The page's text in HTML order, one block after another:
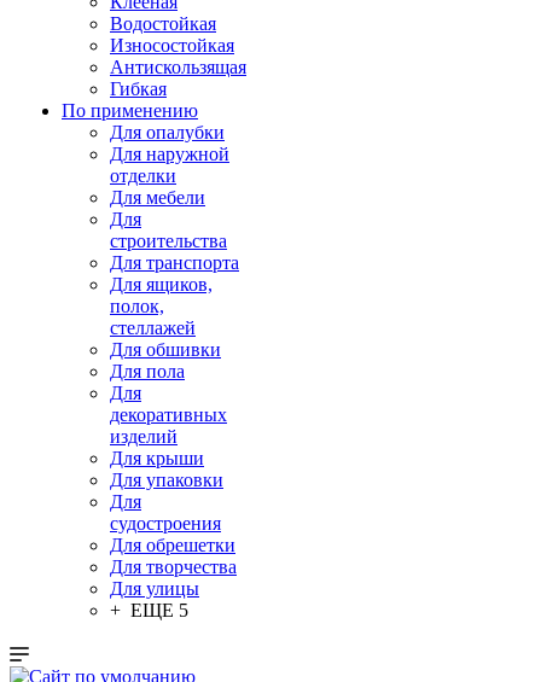
Водостойкая
Износостойкая
Антискользящая
Гибкая
По применению
Для опалубки
Для наружной
отделки
Для мебели
Для
строительства
Для транспорта
Для ящиков,
полок,
стеллажей
Для обшивки
Для пола
Для
декоративных
изделий
Для крыши
Для упаковки
Для
судостроения
Для обрешетки
Для творчества
Для улицы
+ ЕЩЕ 5